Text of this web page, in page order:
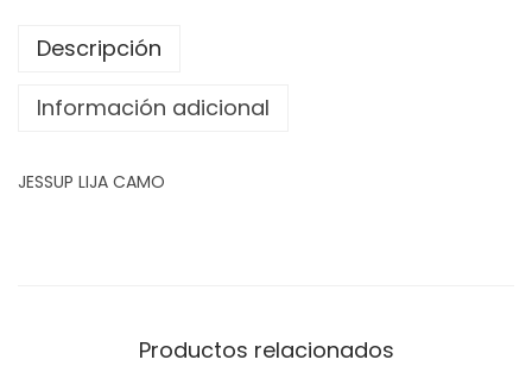
Descripción
Información adicional
JESSUP LIJA CAMO
Productos relacionados